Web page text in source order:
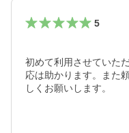
5
初めて利用させていた
応は助かります。また
しくお願いします。